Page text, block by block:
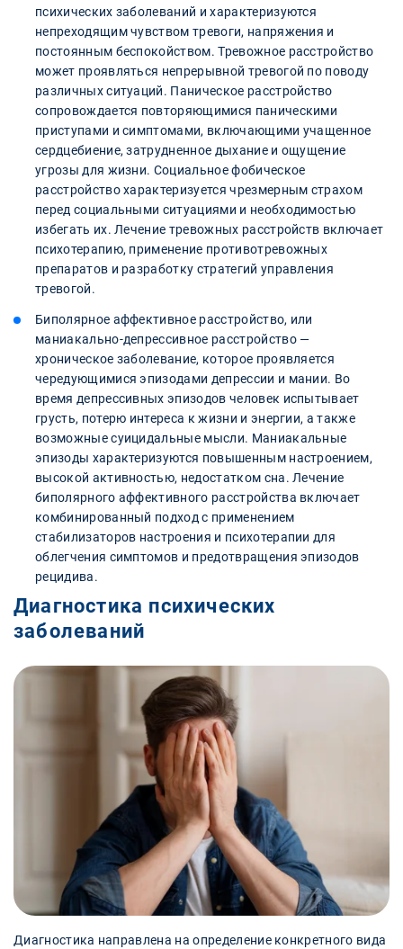
психических заболеваний и характеризуются
непреходящим чувством тревоги, напряжения и
постоянным беспокойством. Тревожное расстройство
может проявляться непрерывной тревогой по поводу
различных ситуаций. Паническое расстройство
сопровождается повторяющимися паническими
приступами и симптомами, включающими учащенное
сердцебиение, затрудненное дыхание и ощущение
угрозы для жизни. Социальное фобическое
расстройство характеризуется чрезмерным страхом
перед социальными ситуациями и необходимостью
избегать их. Лечение тревожных расстройств включает
психотерапию, применение противотревожных
препаратов и разработку стратегий управления
тревогой.
Биполярное аффективное расстройство, или
маниакально-депрессивное расстройство —
хроническое заболевание, которое проявляется
чередующимися эпизодами депрессии и мании. Во
время депрессивных эпизодов человек испытывает
грусть, потерю интереса к жизни и энергии, а также
возможные суицидальные мысли. Маниакальные
эпизоды характеризуются повышенным настроением,
высокой активностью, недостатком сна. Лечение
биполярного аффективного расстройства включает
комбинированный подход с применением
стабилизаторов настроения и психотерапии для
облегчения симптомов и предотвращения эпизодов
рецидива.
Диагностика психических
заболеваний
Диагностика направлена на определение конкретного вида